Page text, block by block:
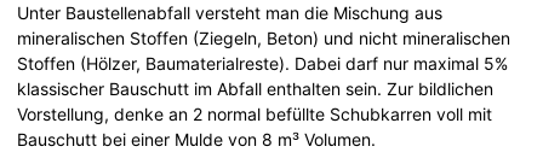
Unter Baustellenabfall versteht man die Mischung aus
mineralischen Stoffen (Ziegeln, Beton) und nicht mineralischen
Stoffen (Hölzer, Baumaterialreste). Dabei darf nur maximal 5%
klassischer Bauschutt im Abfall enthalten sein. Zur bildlichen
Vorstellung, denke an 2 normal befüllte Schubkarren voll mit
Bauschutt bei einer Mulde von 8 m³ Volumen.